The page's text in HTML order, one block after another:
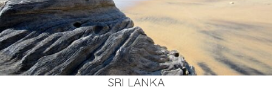
SRI LAN­KA